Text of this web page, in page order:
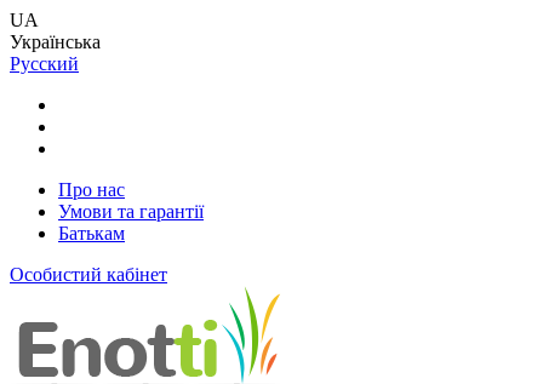
UA
Українська
Русский
Про нас
Умови та гарантії
Батькам
Особистий кабінет